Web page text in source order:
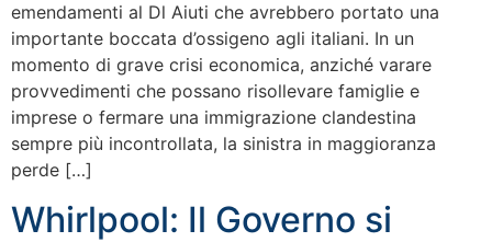
emendamenti al Dl Aiuti che avrebbero portato una
importante boccata d’ossigeno agli italiani. In un
momento di grave crisi economica, anziché varare
provvedimenti che possano risollevare famiglie e
imprese o fermare una immigrazione clandestina
sempre più incontrollata, la sinistra in maggioranza
perde […]
Whirlpool: Il Governo si